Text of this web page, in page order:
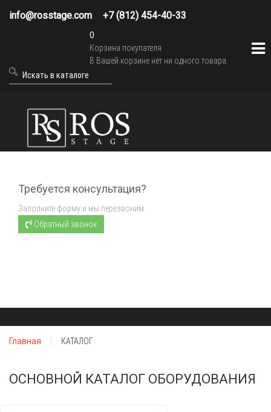
info@rosstage.com +7 (812) 454-40-33
0
Корзина покупателя
В Вашей корзине нет ни одного товара.
Требуется консультация?
Заполните форму и мы перезвоним.
Обратный звонок
Главная КАТАЛОГ
ОСНОВНОЙ КАТАЛОГ ОБОРУДОВАНИЯ